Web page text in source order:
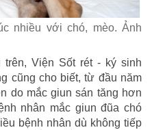
nhiều với chó, mèo. Ảnh
trên, Viện Sốt rét - ký sinh
cũng cho biết, từ đầu năm
do mắc giun sán tăng hơn
nhân mắc giun đũa chó
bệnh nhân dù không tiếp